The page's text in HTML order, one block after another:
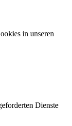
in unseren
Dienste